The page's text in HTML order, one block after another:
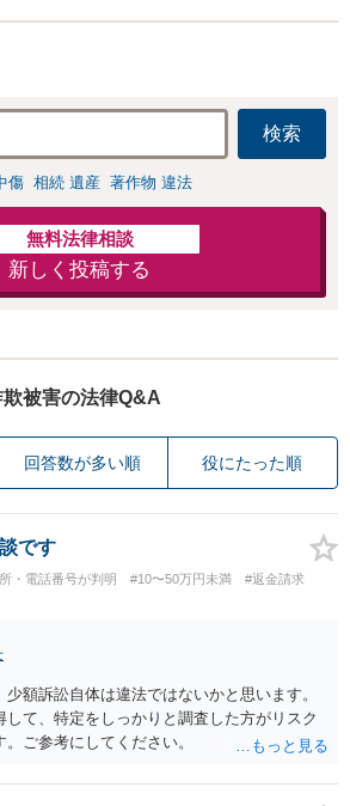
で金銭的に満足で
きる解決を目指し
ます。
検索
傷 相続 遺産 著作物 違法
無料法律相談
新しく投稿する
被害の法律Q&A
回答数が多い順 役にたった順
です
・電話番号が判明 #10〜50万円未満 #返金請求
少額訴訟自体は違法ではないかと思います。
て、特定をしっかりと調査した方がリスク
ご参考にしてください。